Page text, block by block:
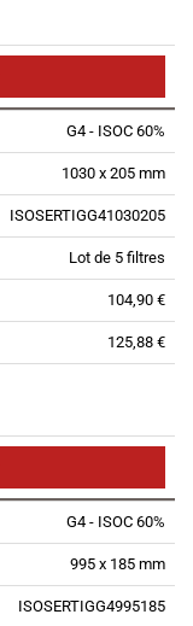
G4 - ISOC 60%
1030 x 205 mm
ISOSERTIGG41030205
Lot de 5 filtres
104,90 €
125,88 €
G4 - ISOC 60%
995 x 185 mm
ISOSERTIGG4995185